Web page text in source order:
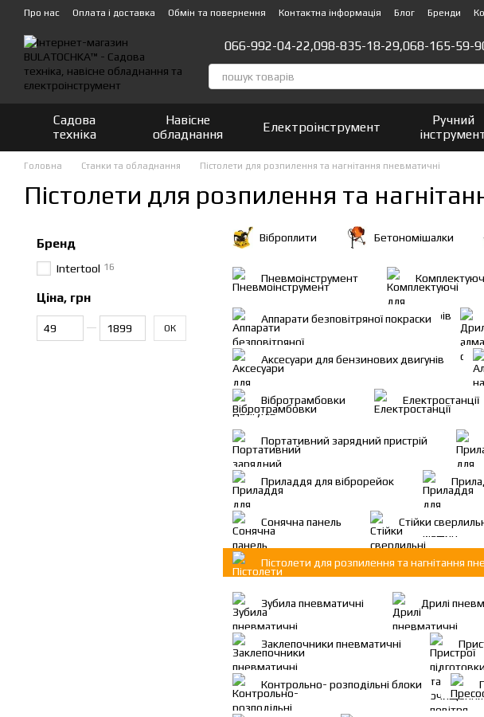
Перейти до основного контенту
Про нас Оплата і доставка Обмін та повернення Контактна інформація Блог Бренди
066-992-04-22,098-835-18-29,068-165-59-
Садова
техніка
Навісне
обладнання
Електроінструмент
Ручний
Головна Станки та обладнання Пістолети для розпилення та нагнітання пневматичні
Пістолети для розпилення та
Віброплити Бетономішалки
Пневмоінструмент
Аппарати безповітряної покраски
Аксесуари для бензинових двигунів
Вібротрамбовки Електростанції
Портативний зарядний пристрій
Приладдя для віброрейок
Сонячна панель Стійки
Пістолети для розпилення та нагнітання
Зубила пневматичні Дрилі
Заклепочники пневматичні
Контрольно- розподільні блоки
Бренд
Intertool 16
Ціна, грн
ОК